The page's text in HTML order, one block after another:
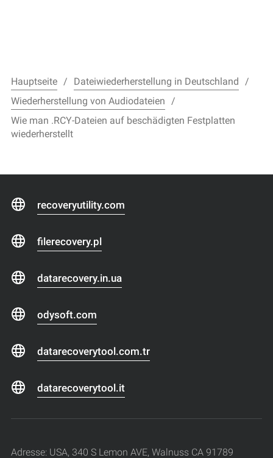
Hauptseite
Dateiwiederherstellung in Deutschland
Wiederherstellung von Audiodateien
Wie man .RCY-Dateien auf beschädigten Festplatten
wiederherstellt
recoveryutility.com
filerecovery.pl
datarecovery.in.ua
odysoft.com
datarecoverytool.com.tr
datarecoverytool.it
Adresse: USA, 340 S Lemon AVE, Walnuss CA 91789